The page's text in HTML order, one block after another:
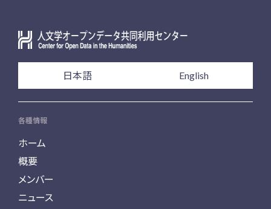
日本語 English
各種情報
ホーム
概要
メンバー
ニュース